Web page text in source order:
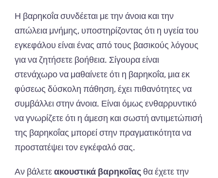
Η βαρηκοΐα συνδέεται με την άνοια και την
απώλεια μνήμης, υποστηρίζοντας ότι η υγεία του
εγκεφάλου είναι ένας από τους βασικούς λόγους
για να ζητήσετε βοήθεια. Σίγουρα είναι
στενάχωρο να μαθαίνετε ότι η βαρηκοΐα, μια εκ
φύσεως δύσκολη πάθηση, έχει πιθανότητες να
συμβάλλει στην άνοια. Είναι όμως ενθαρρυντικό
να γνωρίζετε ότι η άμεση και σωστή αντιμετώπισή
της βαρηκοΐας μπορεί στην πραγματικότητα να
προστατέψει τον εγκέφαλό σας.
Αν βάλετεακουστικά βαρηκοΐας θα έχετε την